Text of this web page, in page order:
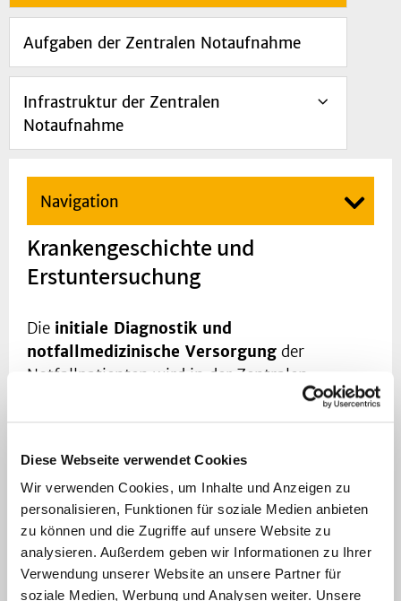
Diese Webseite verwendet Cookies
Wir verwenden Cookies, um Inhalte und Anzeigen zu
personalisieren, Funktionen für soziale Medien anbieten
zu können und die Zugriffe auf unsere Website zu
analysieren. Außerdem geben wir Informationen zu Ihrer
Verwendung unserer Website an unsere Partner für
soziale Medien, Werbung und Analysen weiter. Unsere
Aufgaben der Zentralen Notaufnahme
Infrastruktur der Zentralen
Notaufnahme
Navigation
Krankengeschichte und
Erstuntersuchung
Die initiale Diagnostik und
notfallmedizinische Versorgung der
Notfallpatienten wird in der Zentralen
Notaufnahme sichergestellt. Es erfolgt die
Zusammenarbeit mit demZentralen
Universitätsklinikums. Standardisierte
Prozesse und eine hohe Versorgungsqualität
werden durch mit den
Fachabteilungen/Kliniken unseres Hauses
gemeinsam abgestimmtenStandard
Operating Procedures, Behandlungspfade